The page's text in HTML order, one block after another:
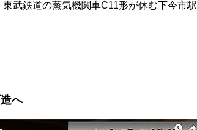
武鉄道の蒸気機関車C11形が休む下今市駅
へ